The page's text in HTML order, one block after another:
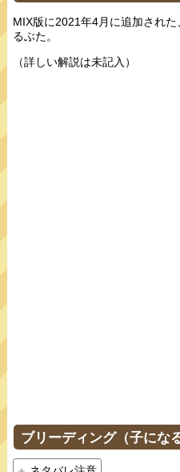
MIX版に2021年4月に追加され
るぶた。
（詳しい解説は未記入）
ブリーディング（子になる